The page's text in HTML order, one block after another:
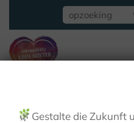
🌿 Gestalte die Zukunft